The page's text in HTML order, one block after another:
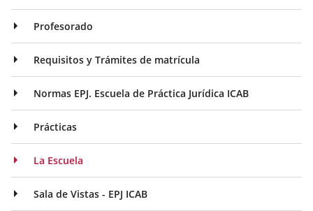
Profesorado
Requisitos y Trámites de matrícula
Normas EPJ. Escuela de Práctica Jurídica ICAB
Prácticas
La Escuela
Sala de Vistas - EPJ ICAB